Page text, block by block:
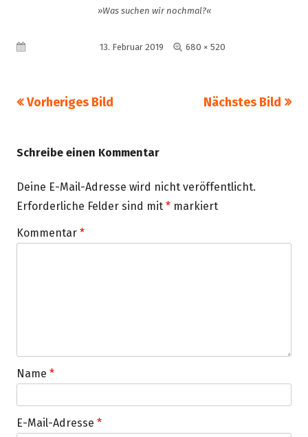
»Was suchen wir nochmal?«
Veröffentlicht am13. Februar 2019 Volle
680 × 520
Vorheriges Bild Nächstes Bild
Schreibe einen Kommentar
Deine E-Mail-Adresse wird nicht veröffentlicht.
Erforderliche Felder sind mit * markiert
Kommentar *
Name *
E-Mail-Adresse *